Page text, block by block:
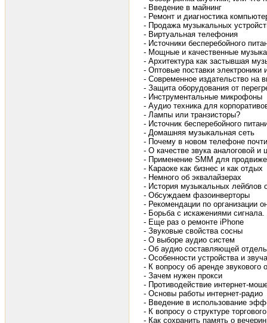
- Введение в майнинг
- Ремонт и диагностика
- Продажа музыкальных
- Виртуальная телефония
- Источники бесперебойного
- Мощные и качественные
- Архитектура как застывшая
- Оптовые поставки
- Современное издательство на
- Защита оборудования от
- Инструментальные микрофоны
- Аудио техника для
- Лампы или транзисторы?
- Источник бесперебойного
- Домашняя музыкальная сеть
- Почему в новом телефоне
- О качестве звука аналоговой и
- Применение SMM для
- Караоке как бизнес и как отдых
- Немного об эквалайзерах
- История музыкальных лейблов
- Обсуждаем фазоинверторы
- Рекомендации по организации
- Борьба с искажениями
- Еще раз о ремонте iPhone
- Звуковые свойства сосны
- О выборе аудио систем
- Об аудио составляющей
- Особенности устройства и
- К вопросу об аренде звукового
- Зачем нужен прокси
- Противодействие интернет-
- Основы работы интернет-радио
- Введение в использование
- К вопросу о структуре
- Как сохранить память о